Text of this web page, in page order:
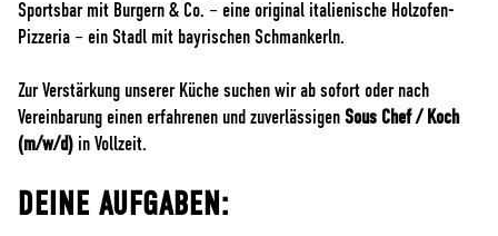
Sportsbar mit Burgern & Co. – eine original italienische Holzofen-
Pizzeria – ein Stadl mit bayrischen Schmankerln.
Zur Verstärkung unserer Küche suchen wir ab sofort oder nach
Vereinbarung einen erfahrenen und zuverlässigen Sous Chef / Koch
(m/w/d) in Vollzeit.
DEINE AUFGABEN: